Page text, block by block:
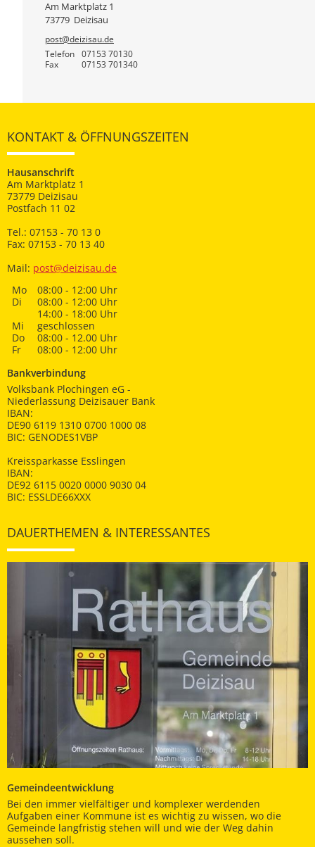
Am Marktplatz 1
73779 Deizisau
post@deizisau.de
Telefon
07153 70130
Fax 07153 701340
KONTAKT & ÖFFNUNGSZEITEN
Hausanschrift
Am Marktplatz 1
73779 Deizisau
Postfach 11 02
Tel.: 07153 - 70 13 0
Fax: 07153 - 70 13 40
Mail: post@deizisau.de
Mo
08:00 - 12:00 Uhr
Di
08:00 - 12:00 Uhr
14:00 - 18:00 Uhr
Mi
geschlossen
Do
08:00 - 12.00 Uhr
Fr
08:00 - 12:00 Uhr
Bankverbindung
Volksbank Plochingen eG -
Niederlassung Deizisauer Bank
IBAN:
DE90 6119 1310 0700 1000 08
BIC: GENODES1VBP
Kreissparkasse Esslingen
IBAN:
DE92 6115 0020 0000 9030 04
BIC: ESSLDE66XXX
DAUERTHEMEN & INTERESSANTES
Gemeindeentwicklung
Bei den immer vielfältiger und komplexer werdenden
Aufgaben einer Kommune ist es wichtig zu wissen, wo die
Gemeinde langfristig stehen will und wie der Weg dahin
aussehen soll.